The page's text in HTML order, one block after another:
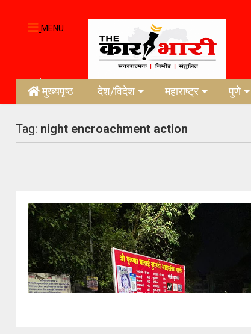
MENU
मुख्यपृष्ठ देश/विदेश महाराष्ट्र पुणे
Tag: night encroachment action